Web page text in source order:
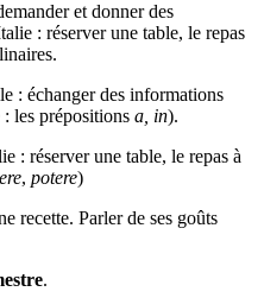
et donner des
: réserver une table, le repas
: échanger des informations
les prépositions a, in).
: réserver une table, le repas à
, potere)
recette. Parler de ses goûts
.